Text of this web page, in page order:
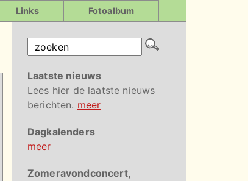
Links Fotoalbum
Laatste nieuws
Lees hier de laatste nieuws
berichten. meer
Dagkalenders
meer
Zomeravondconcert,